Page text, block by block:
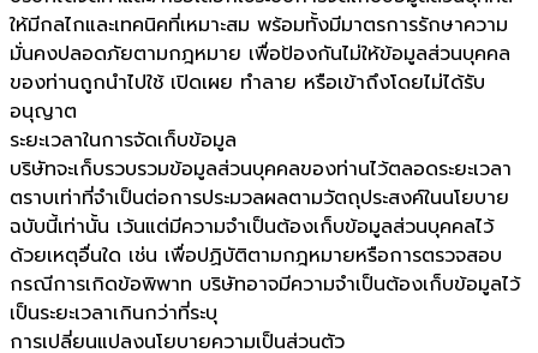
ให้มีกลไกและเทคนิคที่เหมาะสม พร้อมทั้งมีมาตรการรักษาความ
มั่นคงปลอดภัยตามกฎหมาย เพื่อป้องกันไม่ให้ข้อมูลส่วนบุคคล
ของท่านถูกนำไปใช้ เปิดเผย ทำลาย หรือเข้าถึงโดยไม่ได้รับ
อนุญาต
ระยะเวลาในการจัดเก็บข้อมูล
บริษัทจะเก็บรวบรวมข้อมูลส่วนบุคคลของท่านไว้ตลอดระยะเวลา
ตราบเท่าที่จำเป็นต่อการประมวลผลตามวัตถุประสงค์ในนโยบาย
ฉบับนี้เท่านั้น เว้นแต่มีความจำเป็นต้องเก็บข้อมูลส่วนบุคคลไว้
ด้วยเหตุอื่นใด เช่น เพื่อปฏิบัติตามกฎหมายหรือการตรวจสอบ
กรณีการเกิดข้อพิพาท บริษัทอาจมีความจำเป็นต้องเก็บข้อมูลไว้
เป็นระยะเวลาเกินกว่าที่ระบุ
การเปลี่ยนแปลงนโยบายความเป็นส่วนตัว